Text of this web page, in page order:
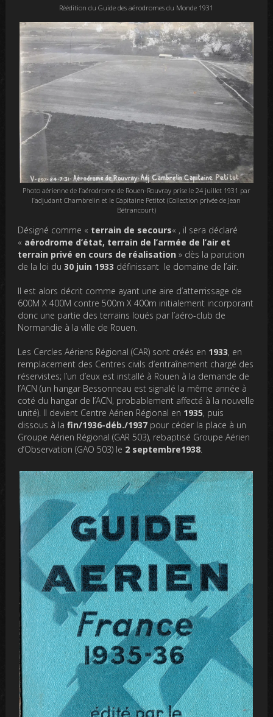
Réédition du Guide des aérodromes du Monde 1931
Photo aérienne de l’aérodrome de Rouen-Rouvray prise le 24 juillet 1931 par
l’adjudant Chambrelin et le Capitaine Petitot (Collection privée de Jean
Bétrancourt)
Désigné comme « terrain de secours« , il sera déclaré
« aérodrome d’état, terrain de l’armée de l’air et
terrain privé en cours de réalisation » dès la parution
de la loi du30 juin 1933 définissant le domaine de l’air.
Il est alors décrit comme ayant une aire d’atterrissage de
600M X 400M contre 500m X 400m initialement incorporant
donc une partie des terrains loués par l’aéro-club de
Normandie à la ville de Rouen.
Les Cercles Aériens Régional (CAR) sont créés en 1933, en
remplacement des Centres civils d’entraînement chargé des
réservistes; l’un d’eux est installé à Rouen à la demande de
l’ACN (un hangar Bessonneau est signalé la même année à
coté du hangar de l’ACN, probablement affecté à la nouvelle
unité). Il devient Centre Aérien Régional en 1935, puis
dissous à lafin/1936-déb./1937 pour céder la place à un
Groupe Aérien Régional (GAR 503), rebaptisé Groupe Aérien
d’Observation (GAO 503) le 2 septembre1938.